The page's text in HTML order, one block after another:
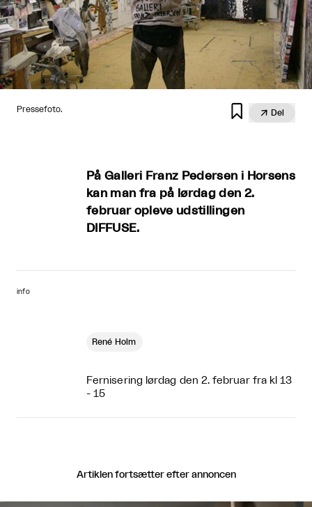
Pressefoto.   Del
På Galleri Franz Pedersen i Horsens
kan man fra på lørdag den 2.
februar opleve udstillingen
DIFFUSE.
info
René Holm
Fernisering lørdag den 2. februar fra kl 13
- 15
Artiklen fortsætter efter annoncen